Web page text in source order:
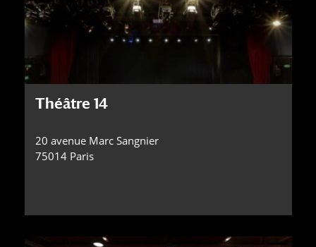
Théâtre 14
20 avenue Marc Sangnier
75014 Paris